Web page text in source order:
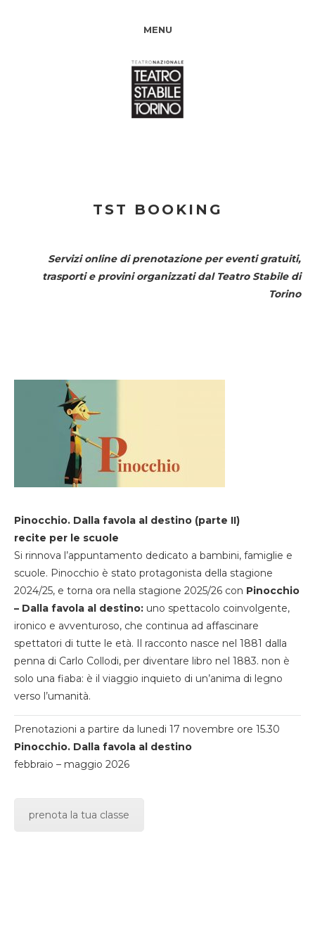
MENU
TST BOOKING
Servizi online di prenotazione per eventi gratuiti,
trasporti e provini organizzati dal Teatro Stabile di
Torino
Pinocchio. Dalla favola al destino (parte II)
recite per le scuole
Si rinnova l’appuntamento dedicato a bambini, famiglie e
scuole. Pinocchio è stato protagonista della stagione
2024/25, e torna ora nella stagione 2025/26 con Pinocchio
– Dalla favola al destino: uno spettacolo coinvolgente,
ironico e avventuroso, che continua ad affascinare
spettatori di tutte le età. Il racconto nasce nel 1881 dalla
penna di Carlo Collodi, per diventare libro nel 1883. non è
solo una fiaba: è il viaggio inquieto di un’anima di legno
verso l’umanità.
Prenotazioni a partire da lunedi 17 novembre ore 15.30
Pinocchio. Dalla favola al destino
febbraio – maggio 2026
prenota la tua classe